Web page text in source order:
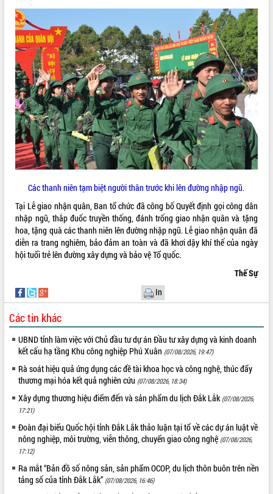
Các thanh niên tạm biệt người thân trước khi lên đường nhập ngũ.
Tại Lễ giao nhận quân, Ban tổ chức đã công bố Quyết định gọi công dân
nhập ngũ, thắp đuốc truyền thống, đánh trống giao nhận quân và tặng
hoa, tặng quà các thanh niên lên đường nhập ngũ. Lễ giao nhận quân đã
diễn ra trang nghiêm, bảo đảm an toàn và đã khơi dậy khí thế của ngày
hội tuổi trẻ lên đường xây dựng và bảo vệ Tổ quốc.
Thế Sự
In
Các tin khác
UBND tỉnh làm việc với Chủ đầu tư dự án Đầu tư xây dựng và kinh doanh
kết cấu hạ tầng Khu công nghiệp Phú Xuân (07/08/2026, 19:47)
Rà soát hiệu quả ứng dụng các đề tài khoa học và công nghệ, thúc đẩy
thương mại hóa kết quả nghiên cứu (07/08/2026, 18:34)
Xây dựng thương hiệu điểm đến và sản phẩm du lịch Đắk Lắk (07/08/2026,
17:21)
Đoàn đại biểu Quốc hội tỉnh Đắk Lắk thảo luận tại tổ về các dự án luật về
nông nghiệp, môi trường, viễn thông, chuyển giao công nghệ (07/08/2026,
17:12)
Ra mắt “Bản đồ số nông sản, sản phẩm OCOP, du lịch thôn buôn trên nền
tảng số của tỉnh Đắk Lắk” (07/08/2026, 16:46)